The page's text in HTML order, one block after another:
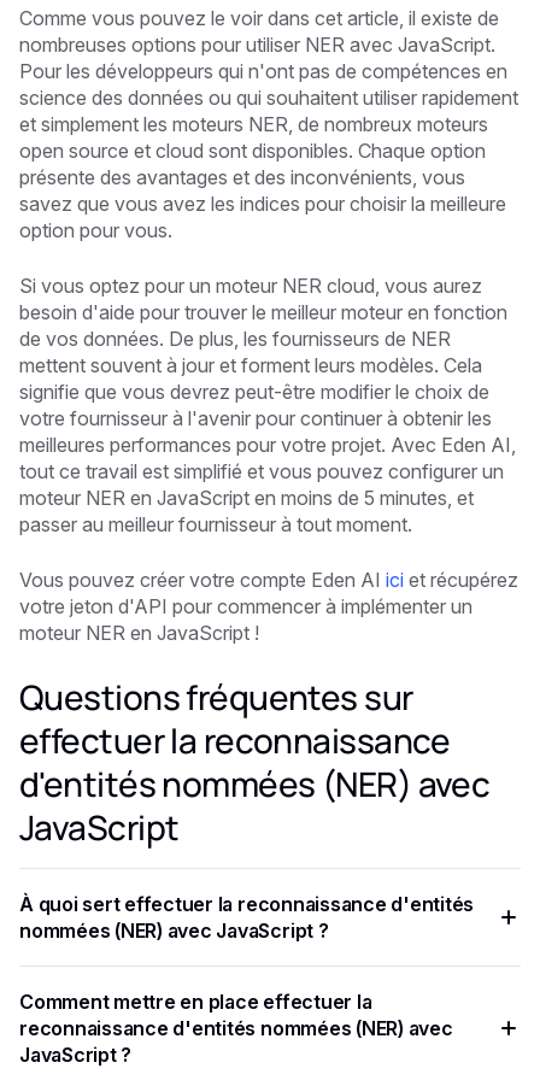
Comme vous pouvez le voir dans cet article, il existe de
nombreuses options pour utiliser NER avec JavaScript.
Pour les développeurs qui n'ont pas de compétences en
science des données ou qui souhaitent utiliser rapidement
et simplement les moteurs NER, de nombreux moteurs
open source et cloud sont disponibles. Chaque option
présente des avantages et des inconvénients, vous
savez que vous avez les indices pour choisir la meilleure
option pour vous.
Si vous optez pour un moteur NER cloud, vous aurez
besoin d'aide pour trouver le meilleur moteur en fonction
de vos données. De plus, les fournisseurs de NER
mettent souvent à jour et forment leurs modèles. Cela
signifie que vous devrez peut-être modifier le choix de
votre fournisseur à l'avenir pour continuer à obtenir les
meilleures performances pour votre projet. Avec Eden AI,
tout ce travail est simplifié et vous pouvez configurer un
moteur NER en JavaScript en moins de 5 minutes, et
passer au meilleur fournisseur à tout moment.
Vous pouvez créer votre compte Eden AI ici et récupérez
votre jeton d'API pour commencer à implémenter un
moteur NER en JavaScript !
Questions fréquentes sur
effectuer la reconnaissance
d'entités nommées (NER) avec
JavaScript
À quoi sert effectuer la reconnaissance d'entités
nommées (NER) avec JavaScript ?
langage naturel en JavaScript et Cython.
Comment mettre en place effectuer la
reconnaissance d'entités nommées (NER) avec
JavaScript ?